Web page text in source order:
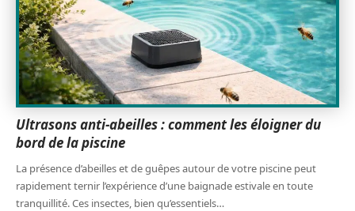
Ultrasons anti-abeilles : comment les éloigner du
bord de la piscine
La présence d’abeilles et de guêpes autour de votre piscine peut
rapidement ternir l’expérience d’une baignade estivale en toute
tranquillité. Ces insectes, bien qu’essentiels…